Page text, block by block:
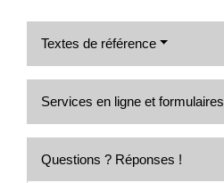
Textes de référence
Services en ligne et formulaires
Questions ? Réponses !